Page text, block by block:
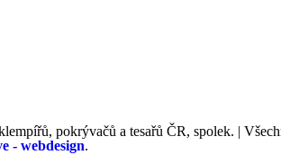
pokrývačů a tesařů ČR, spolek. |
- webdesign.